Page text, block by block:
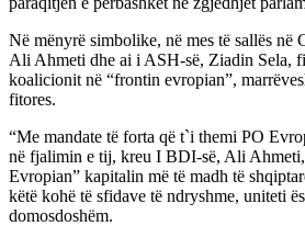
Në mënyrë simbolike, në mes të sallës në
Ali Ahmeti dhe ai i ASH-së, Ziadin Sela,
koalicionit në “frontin evropian”,
fitores.
“Me mandate të forta që t`i themi PO
në fjalimin e tij, kreu I BDI-së, Ali
Evropian” kapitalin më të madh të
këtë kohë të sfidave të ndryshme, uniteti
domosdoshëm.